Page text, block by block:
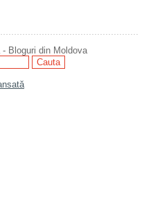
Bloguri din Moldova